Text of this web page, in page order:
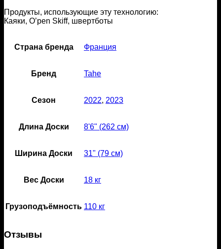
Продукты, использующие эту технологию:
Каяки, O’pen Skiff, швертботы
Страна бренда Франция
Бренд Tahe
Сезон 2022, 2023
Длина Доски 8'6" (262 см)
Ширина Доски 31" (79 см)
Вес Доски 18 кг
Грузоподъёмность 110 кг
Отзывы